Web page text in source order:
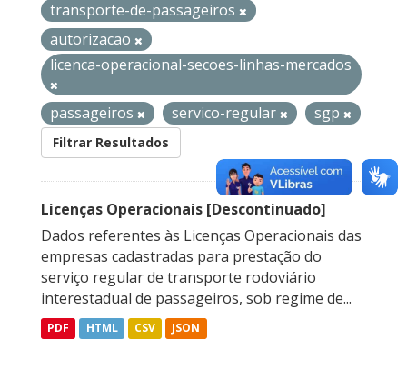
transporte-de-passageiros
autorizacao
licenca-operacional-secoes-linhas-mercados
passageiros servico-regular sgp
Filtrar Resultados
Licenças Operacionais [Descontinuado]
Dados referentes às Licenças Operacionais das
empresas cadastradas para prestação do
serviço regular de transporte rodoviário
interestadual de passageiros, sob regime de...
PDF HTML CSV JSON